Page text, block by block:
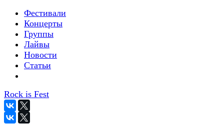
Фестивали
Концерты
Группы
Лайвы
Новости
Статьи
Rock is Fest